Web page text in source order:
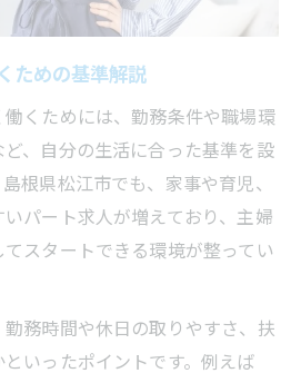
更にも強いパート職場とは
柔軟パートシフト事例集
働けるパート条件を探る
できるパート条件の特徴
準が安心感につながる理由
実したパート職場の探し方
重視される安全な職場環境
る基準と収入の考え方
ための基準解説
くためには、勤務条件や職場環
、自分の生活に合った基準を設
根県松江市でも、家事や育児、
パート求人が増えており、主婦
スタートできる環境が整ってい
務時間や休日の取りやすさ、扶
いったポイントです。例えば